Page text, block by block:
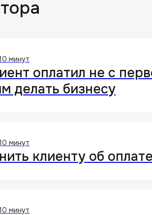
минут
оплатил не с
делать бизнесу
минут
клиенту об
минут